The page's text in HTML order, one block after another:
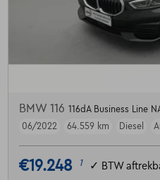
BMW 116 116dA Business Line
06/2022
64.559 km Diesel
€19.248 1 ✓ BTW